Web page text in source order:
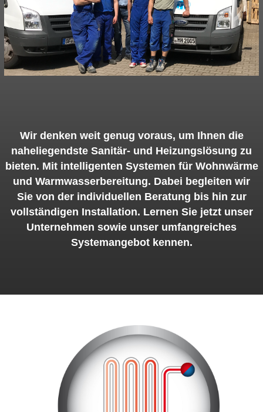
Wir denken weit genug voraus, um Ihnen die
naheliegendste Sanitär- und Heizungslösung zu
bieten. Mit intelligenten Systemen für Wohnwärme
und Warmwasserbereitung. Dabei begleiten wir
Sie von der individuellen Beratung bis hin zur
vollständigen Installation. Lernen Sie jetzt unser
Unternehmen sowie unser umfangreiches
Systemangebot kennen.